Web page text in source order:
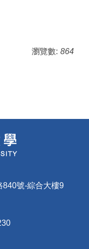
瀏覽數: 864
840號-綜合大樓9